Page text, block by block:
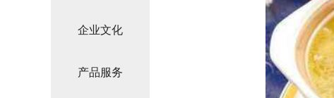
企业文化
产品服务